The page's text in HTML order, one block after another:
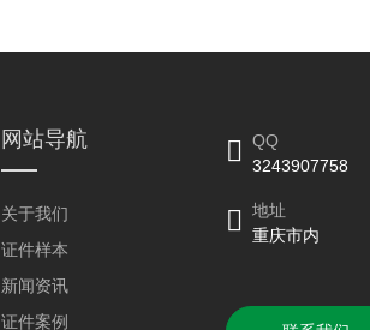
网站导航
关于我们
证件样本
新闻资讯
证件案例
QQ
3243907758
地址
重庆市内